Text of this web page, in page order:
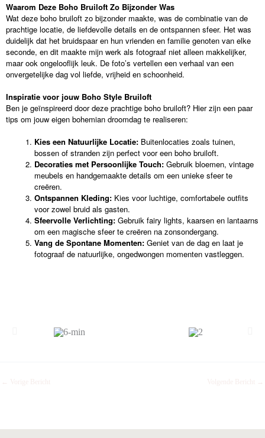
Waarom Deze Boho Bruiloft Zo Bijzonder Was
Wat deze boho bruiloft zo bijzonder maakte, was de combinatie van de
prachtige locatie, de liefdevolle details en de ontspannen sfeer. Het was
duidelijk dat het bruidspaar en hun vrienden en familie genoten van elke
seconde, en dit maakte mijn werk als fotograaf niet alleen makkelijker,
maar ook ongelooflijk leuk. De foto’s vertellen een verhaal van een
onvergetelijke dag vol liefde, vrijheid en schoonheid.
Inspiratie voor jouw Boho Style Bruiloft
Ben je geïnspireerd door deze prachtige boho bruiloft? Hier zijn een paar
tips om jouw eigen bohemian droomdag te realiseren:
Kies een Natuurlijke Locatie: Buitenlocaties zoals tuinen,
bossen of stranden zijn perfect voor een boho bruiloft.
Decoraties met Persoonlijke Touch: Gebruik bloemen, vintage
meubels en handgemaakte details om een unieke sfeer te
creëren.
Ontspannen Kleding: Kies voor luchtige, comfortabele outfits
voor zowel bruid als gasten.
Sfeervolle Verlichting: Gebruik fairy lights, kaarsen en lantaarns
om een magische sfeer te creëren na zonsondergang.
Vang de Spontane Momenten: Geniet van de dag en laat je
fotograaf de natuurlijke, ongedwongen momenten vastleggen.